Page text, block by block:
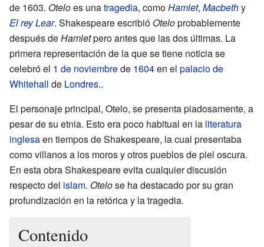
de 1603. Oteloes unatragedia, comoHamlet, Macbethy
El rey Lear. Shakespeare escribió Oteloprobablemente
después deHamletpero antes que las dos últimas. La
primera representación de la que se tiene noticia se
celebró el 1 de noviembrede 1604en el palacio de
Whitehall de Londres..
El personaje principal, Otelo, se presenta piadosamente, a
pesar de su etnia. Esto era poco habitual en la literatura
inglesaen tiempos de Shakespeare, la cual presentaba
como villanos a los moros y otros pueblos de piel oscura.
En esta obra Shakespeare evita cualquier discusión
respecto del islam. Otelose ha destacado por su gran
profundización en la retórica y la tragedia.
Contenido